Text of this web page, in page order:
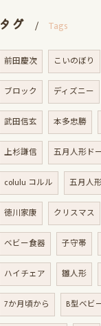
タグ Tags
前田慶次 こいのぼり
ブロック ディズニー
武田信玄 本多忠勝
上杉謙信 五月人形ド
colulu コルル 五月人
徳川家康 クリスマス
ベビー食器 子守帯
ハイチェア 雛人形
7か月頃から B型ベビ